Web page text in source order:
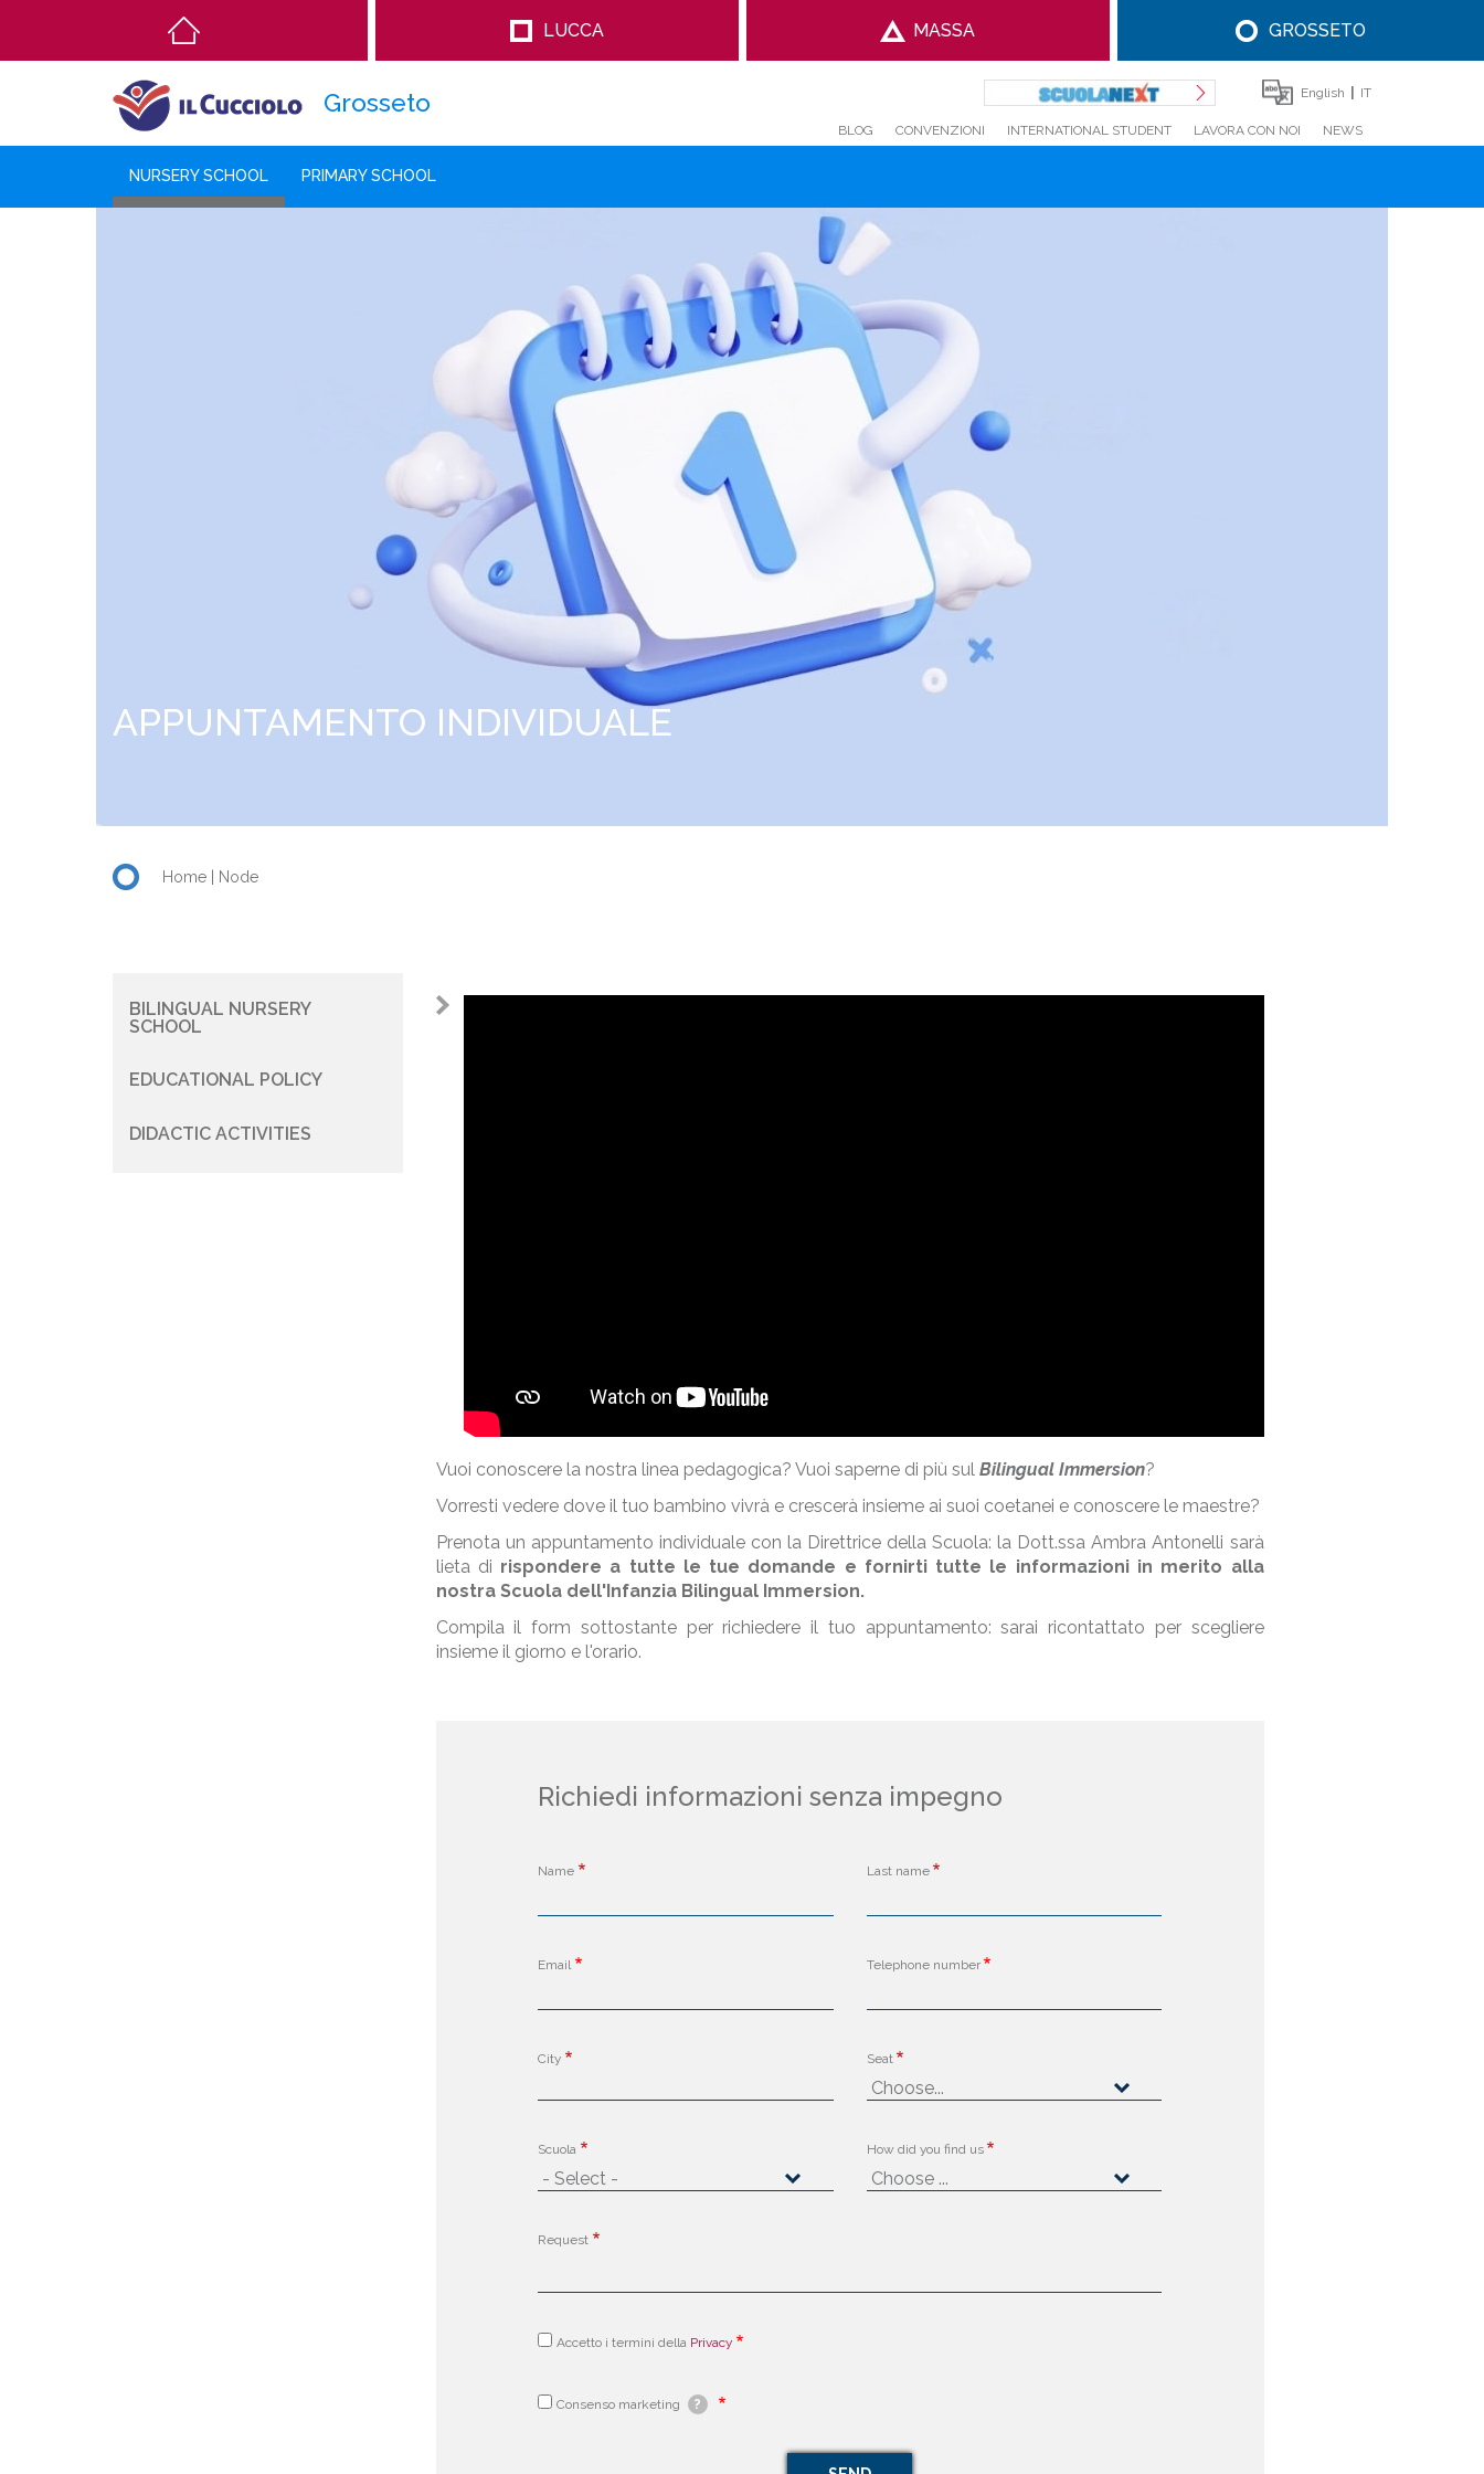
navigation
LUCCA MASSA GROSSETO
Grosseto English IT
BLOG CONVENZIONI INTERNATIONAL STUDENT LAVORA CON NOI NEWS
NURSERY SCHOOL PRIMARY SCHOOL
APPUNTAMENTO INDIVIDUALE
Home Node
Navigazione
BILINGUAL NURSERY
SCHOOL
EDUCATIONAL POLICY
DIDACTIC ACTIVITIES
Vuoi conoscere la nostra linea pedagogica? Vuoi saperne di più sulBilingual Immersion?
Vorresti vedere dove il tuo bambino vivrà e crescerà insieme ai suoi coetanei e conoscere le maestre?
Prenota un appuntamento individuale con la Direttrice della Scuola: la Dott.ssa Ambra Antonelli sarà
lieta di rispondere a tutte le tue domande e fornirti tutte le informazioni in merito alla
nostra Scuola dell'Infanzia Bilingual Immersion.
Compila il form sottostante per richiedere il tuo appuntamento: sarai ricontattato per scegliere
insieme il giorno e l'orario.
Richiedi informazioni senza impegno
Name Last name
Email Telephone number
City Seat
Scuola How did you find us
Request
Accetto i termini della Privacy
Consenso marketing ?